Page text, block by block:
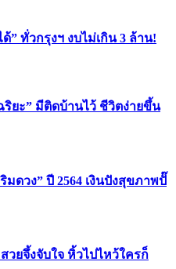
” ทั่วกรุงฯ งบไม่เกิน 3 ล้าน!
ริยะ” มีติดบ้านไว้ ชีวิตง่ายขึ้น
มดวง” ปี 2564 เงินปังสุขภาพปั๊
วยจึ้งจับใจ หิ้วไปไหว้ใครก็